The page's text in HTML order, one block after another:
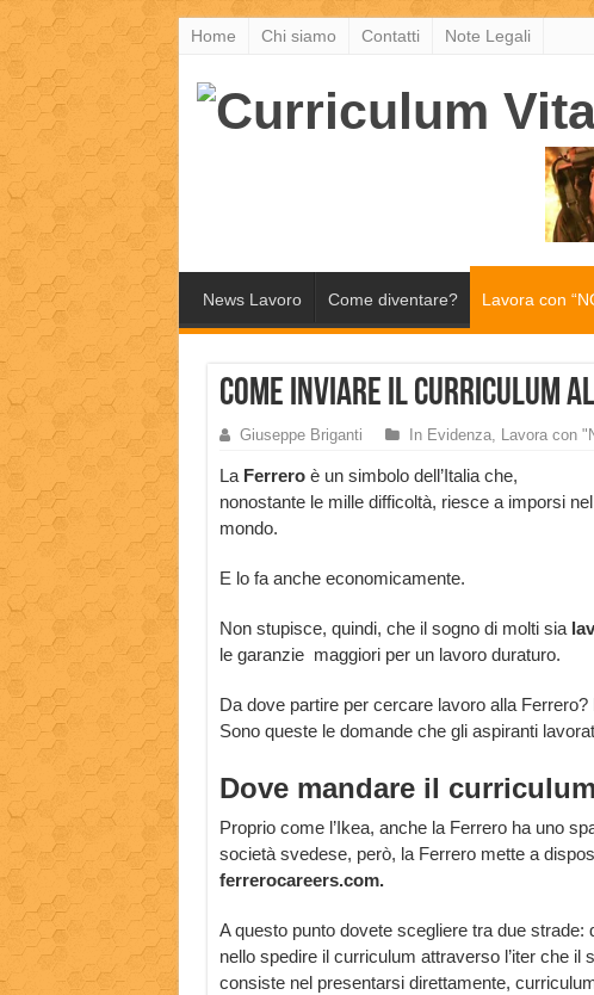
Home Chi siamo Contatti Note Legali
News Lavoro Come diventare? Lavora con
Come inviare il curriculum
Giuseppe Briganti In Evidenza, Lavora con
La Ferreroè un simbolo dell’Italia che,
nonostante le mille difficoltà, riesce a imporsi nel
mondo.
E lo fa anche economicamente.
Non stupisce, quindi, che il sogno di molti sia
le garanzie maggiori per un lavoro duraturo.
Da dove partire per cercare lavoro alla Ferrero?
Sono queste le domande che gli aspiranti
Dove mandare il curriculum
Proprio come l’Ikea, anche la Ferrero ha uno
società svedese, però, la Ferrero mette a
ferrerocareers.com.
A questo punto dovete scegliere tra due
nello spedire il curriculum attraverso l’iter che
consiste nel presentarsi direttamente,